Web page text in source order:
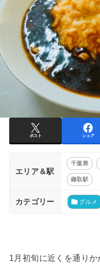
ポスト シェア
エリア＆駅
千葉県
鎌取駅
カテゴリー グルメ
1月初旬に近くを通り